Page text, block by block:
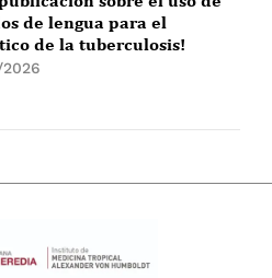
de lengua para el
de la tuberculosis!